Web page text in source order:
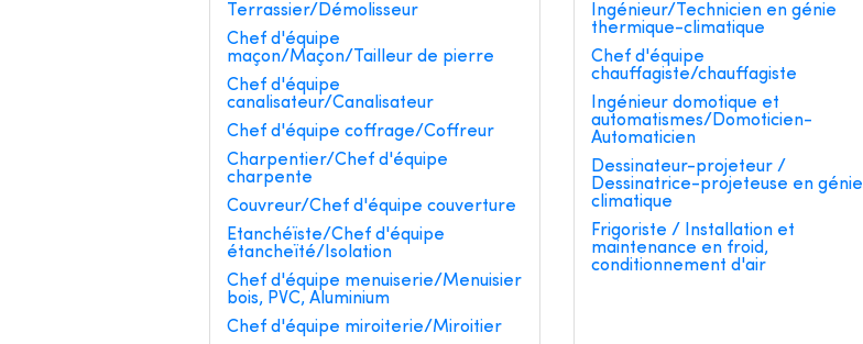
Terrassier/Démolisseur
Chef d'équipe
maçon/Maçon/Tailleur de pierre
Chef d'équipe
canalisateur/Canalisateur
Chef d'équipe coffrage/Coffreur
Charpentier/Chef d'équipe
charpente
Couvreur/Chef d'équipe couverture
Etanchéïste/Chef d'équipe
étancheïté/Isolation
Chef d'équipe menuiserie/Menuisier
bois, PVC, Aluminium
Chef d'équipe miroiterie/Miroitier
Ingénieur/Technicien en génie
thermique-climatique
Chef d'équipe
chauffagiste/chauffagiste
Ingénieur domotique et
automatismes/Domoticien-
Automaticien
Dessinateur-projeteur /
Dessinatrice-projeteuse en génie
climatique
Frigoriste / Installation et
maintenance en froid,
conditionnement d'air